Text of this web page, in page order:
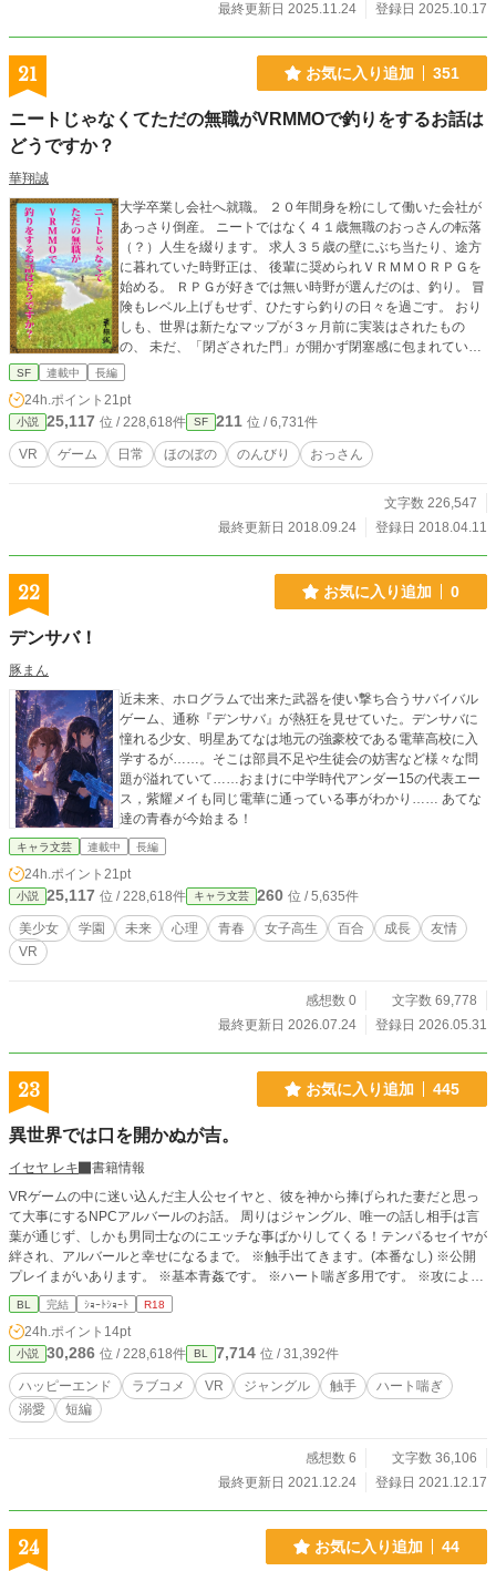
最終更新日 2025.11.24
登録日 2025.10.17
21 お気に入り追加 351
ニートじゃなくてただの無職がVRMMOで釣りをするお話は
どうですか？
華翔誠
大学卒業し会社へ就職。 ２０年間身を粉にして働いた会社が
あっさり倒産。 ニートではなく４１歳無職のおっさんの転落
（？）人生を綴ります。 求人３５歳の壁にぶち当たり、途方
に暮れていた時野正は、 後輩に奨められＶＲＭＭＯＲＰＧを
始める。 ＲＰＧが好きでは無い時野が選んだのは、釣り。 冒
険もレベル上げもせず、ひたすら釣りの日々を過ごす。 おり
しも、世界は新たなマップが３ヶ月前に実装はされたもの
の、 未だ、「閉ざされた門」が開かず閉塞感に包まれてい
た。 【注】本作品は、他サイトでも投稿されている重複投稿
SF 連載中 長編
24h.ポイント 21pt
小説 25,117 位 / 228,618件 SF 211 位 / 6,731件
VR ゲーム 日常 ほのぼの のんびり おっさん
文字数 226,547
最終更新日 2018.09.24
登録日 2018.04.11
22 お気に入り追加 0
デンサバ！
豚まん
近未来、ホログラムで出来た武器を使い撃ち合うサバイバル
ゲーム、通称『デンサバ』が熱狂を見せていた。デンサバに
憧れる少女、明星あてなは地元の強豪校である電華高校に入
学するが……。そこは部員不足や生徒会の妨害など様々な問
題が溢れていて……おまけに中学時代アンダー15の代表エー
ス，紫耀メイも同じ電華に通っている事がわかり…… あてな
達の青春が今始まる！
キャラ文芸 連載中 長編
24h.ポイント 21pt
小説 25,117 位 / 228,618件 キャラ文芸 260 位 / 5,635件
美少女 学園 未来 心理 青春 女子高生 百合 成長
友情
VR
感想数 0
文字数 69,778
最終更新日 2026.07.24
登録日 2026.05.31
23 お気に入り追加 445
異世界では口を開かぬが吉。
イセヤ レキ
書籍情報
VRゲームの中に迷い込んだ主人公セイヤと、彼を神から捧げられた妻だと思っ
て大事にするNPCアルバールのお話。 周りはジャングル、唯一の話し相手は言
葉が通じず、しかも男同士なのにエッチな事ばかりしてくる！テンパるセイヤが
絆され、アルバールと幸せになるまで。 ※触手出てきます。(本番なし) ※公開
プレイまがいあります。 ※基本青姦です。 ※ハート喘ぎ多用です。 ※攻による
フェラあり。 ※功の自慰描写あり。
BL 完結 ｼｮｰﾄｼｮｰﾄ R18
24h.ポイント 14pt
小説 30,286 位 / 228,618件 BL 7,714 位 / 31,392件
ハッピーエンド ラブコメ VR ジャングル 触手
ハート喘ぎ
溺愛
短編
感想数 6
文字数 36,106
最終更新日 2021.12.24
登録日 2021.12.17
24 お気に入り追加 44